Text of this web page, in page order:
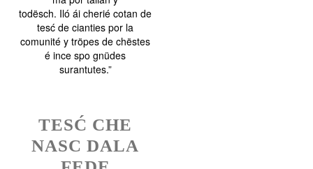
todësch. Iló ái cherié cotan de
tesć de cianties por la
comunité y tröpes de chëstes
é ince spo gnüdes
surantutes.”
TESĆ CHE
NASC DALA